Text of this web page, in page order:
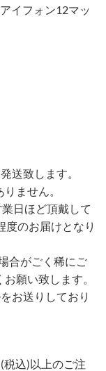
イフォン12マッ
送致します。
ません。
日ほど頂戴して
度のお届けとなり
合がごく稀にご
願い致します。
お送りしており
込)以上のご注